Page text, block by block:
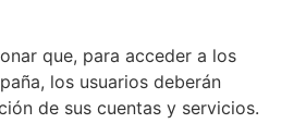
que, para acceder a los
los usuarios deberán
de sus cuentas y servicios.